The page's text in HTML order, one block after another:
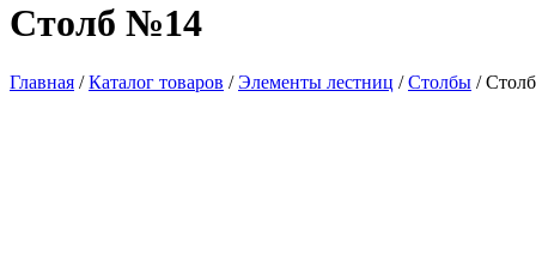
Столб №14
Главная /Каталог товаров /Элементы лестниц /Столбы /